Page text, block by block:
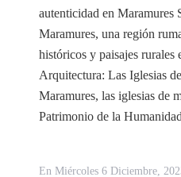
autenticidad en Maramures
Maramures, una región
históricos y paisajes rurales
Arquitectura: Las Iglesias
Maramures, las iglesias de
Patrimonio de la
En Miércoles 6 Diciembre,